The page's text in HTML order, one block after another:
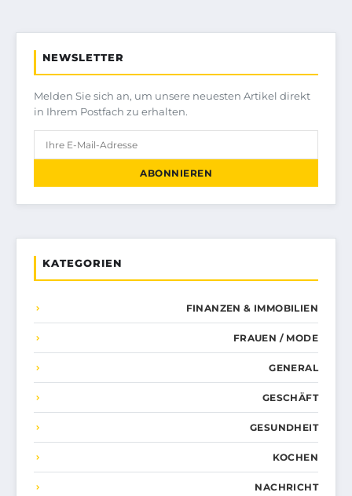
NEWSLETTER
Melden Sie sich an, um unsere neuesten Artikel direkt
in Ihrem Postfach zu erhalten.
ABONNIEREN
KATEGORIEN
FINANZEN & IMMOBILIEN
FRAUEN / MODE
GENERAL
GESCHÄFT
GESUNDHEIT
KOCHEN
NACHRICHT